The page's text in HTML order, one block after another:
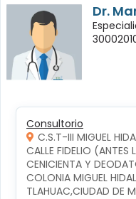
Dr.
Consultorio
C.S.T-III MIGUEL
CALLE FIDELIO (ANTES
CENICIENTA Y
COLONIA MIGUEL
TLAHUAC,CIUDAD DE